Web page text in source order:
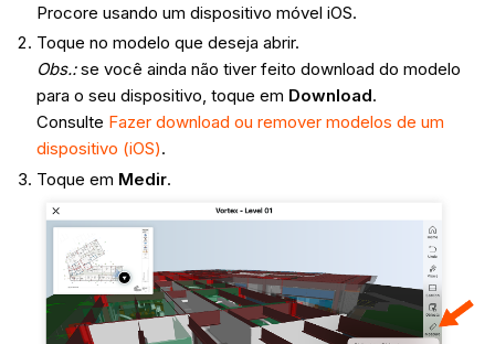
Procore usando um dispositivo móvel iOS.
Toque no modelo que deseja abrir.
Obs.:se você ainda não tiver feito download do modelo
para o seu dispositivo, toque em Download.
Consulte Fazer download ou remover modelos de um
dispositivo (iOS).
Toque em Medir.